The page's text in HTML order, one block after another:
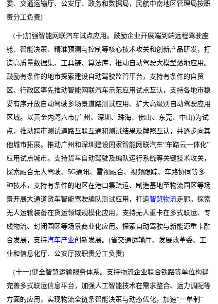
委、交通运输厅、公安厅、政务和数据局，民航中南地区管理局按职
责分工负责)
(十)加强智能网联汽车试点应用。鼓励企业开展端到端远程驾驶座
舱、智能决策、精准预测与控制等核心技术攻关和创新产品研发，打
造高质量数据集、工具链、算法库，推动自动驾驶大模型落地应用。
鼓励有条件的地市探索建设自动驾驶监管平台，支持有条件的自贸
区、行政区率先推动智能网联汽车示范应用试点互认，支持各地市稳
妥有序开放自动驾驶多场景道路测试应用、扩大高级别自动驾驶应用
区域。以黄金内湾六市(广州、深圳、珠海、佛山、东莞、中山)为试
点，推动跨市测试道路互联互通和测试结果及牌照互认，并逐步向其
他城市拓展。推动广州和深圳建设国家智能网联汽车“车路云一体化”
应用试点城市。支持货车自动驾驶及编队运行系统等关键技术攻关，
探索融合无人驾驶、5G通讯、雷视融合、视频跟踪、车路协同等多
种技术，支持有条件的地区在港口集疏运、制造基地至物流园区等场
景开展大通道货车智能驾驶编队测试应用，打造智慧物流走廊。探索
无人运输装备在货运领域规模化应用，支持无人重卡在多式联运、专
线物流、封闭园区等场景商业化应用。探索自动驾驶与新能源重卡融
合发展，支持汽车产业创新发展。(省交通运输厅、发展改革委、工
业和信息化厅、公安厅按职责分工负责)
(十一)健全智慧运输服务体系。支持物流企业联合铁路等单位构建
完善多式联运信息平台，加强人工智能技术在需求整合、运力调配等
方面的应用，实现物流全链条智能决策与动态优化，加速“一单制”